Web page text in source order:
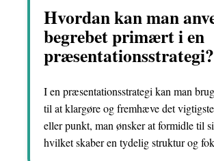
Hvordan kan man
begrebet primært i en
præsentationsstrategi?
I en præsentationsstrategi kan man
til at klargøre og fremhæve det
eller punkt, man ønsker at formidle til
hvilket skaber en tydelig struktur og